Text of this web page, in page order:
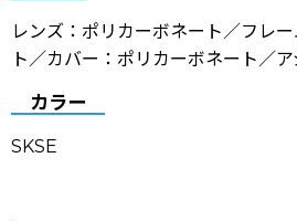
レンズ：ポリカーボネート／フレ
ト／カバー：ポリカーボネート／
カラー
SKSE